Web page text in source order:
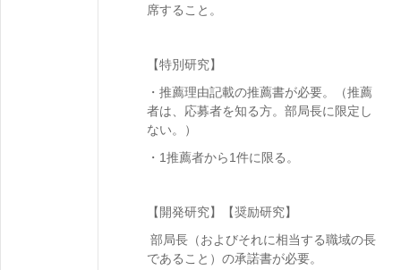
席すること。
【特別研究】
・推薦理由記載の推薦書が必要。（推薦
者は、応募者を知る方。部局長に限定し
ない。）
・1推薦者から1件に限る。
【開発研究】
【奨励研究】
部局長（およびそれに相当する職域の長
であること）の承諾書が必要。